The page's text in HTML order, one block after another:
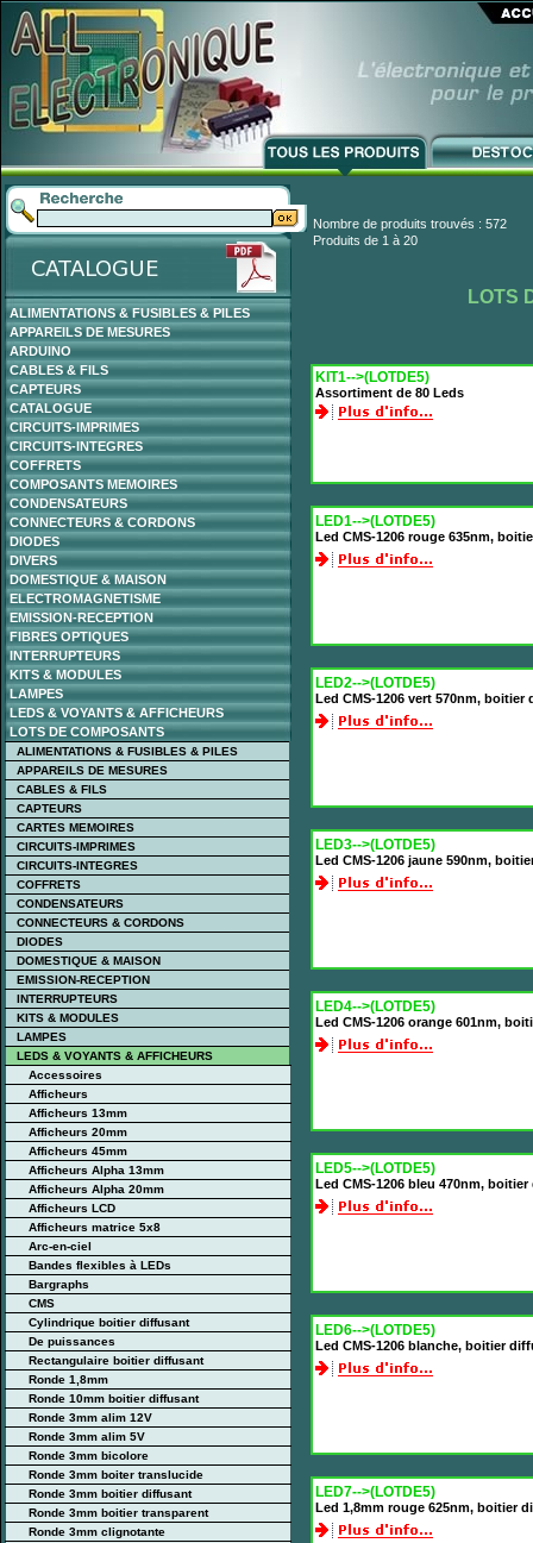
ALIMENTATIONS & FUSIBLES & PILES
APPAREILS DE MESURES
ARDUINO
CABLES & FILS
CAPTEURS
CATALOGUE
CIRCUITS-IMPRIMES
CIRCUITS-INTEGRES
COFFRETS
COMPOSANTS MEMOIRES
CONDENSATEURS
CONNECTEURS & CORDONS
DIODES
DIVERS
DOMESTIQUE & MAISON
ELECTROMAGNETISME
EMISSION-RECEPTION
FIBRES OPTIQUES
INTERRUPTEURS
KITS & MODULES
LAMPES
LEDS & VOYANTS & AFFICHEURS
LOTS DE COMPOSANTS
ALIMENTATIONS & FUSIBLES & PILES
APPAREILS DE MESURES
CABLES & FILS
CAPTEURS
CARTES MEMOIRES
CIRCUITS-IMPRIMES
CIRCUITS-INTEGRES
COFFRETS
CONDENSATEURS
CONNECTEURS & CORDONS
DIODES
DOMESTIQUE & MAISON
EMISSION-RECEPTION
INTERRUPTEURS
KITS & MODULES
LAMPES
LEDS & VOYANTS & AFFICHEURS
Accessoires
Afficheurs
Afficheurs 13mm
Afficheurs 20mm
Afficheurs 45mm
Afficheurs Alpha 13mm
Afficheurs Alpha 20mm
Afficheurs LCD
Afficheurs matrice 5x8
Arc-en-ciel
Bandes flexibles à LEDs
Bargraphs
CMS
Cylindrique boitier diffusant
De puissances
Rectangulaire boitier diffusant
Ronde 1,8mm
Ronde 10mm boitier diffusant
Ronde 3mm alim 12V
Ronde 3mm alim 5V
Ronde 3mm bicolore
Ronde 3mm boiter translucide
Ronde 3mm boitier diffusant
Ronde 3mm boitier transparent
Ronde 3mm clignotante
Nombre de produits trouvés : 572
Produits de 1 à 20
LOTS
KIT1-->(LOTDE5)
Assortiment de 80 Leds
LED1-->(LOTDE5)
Led CMS-1206 rouge 635nm,
LED2-->(LOTDE5)
Led CMS-1206 vert 570nm, boitier
LED3-->(LOTDE5)
Led CMS-1206 jaune 590nm,
LED4-->(LOTDE5)
Led CMS-1206 orange 601nm,
LED5-->(LOTDE5)
Led CMS-1206 bleu 470nm,
LED6-->(LOTDE5)
Led CMS-1206 blanche, boitier
LED7-->(LOTDE5)
Led 1,8mm rouge 625nm, boitier